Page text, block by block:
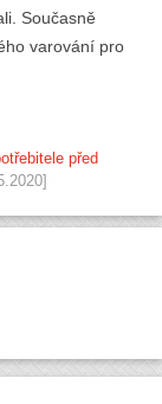
Současně
varování pro
před